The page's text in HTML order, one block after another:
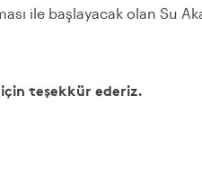
ile başlayacak olan Su
teşekkür ederiz.